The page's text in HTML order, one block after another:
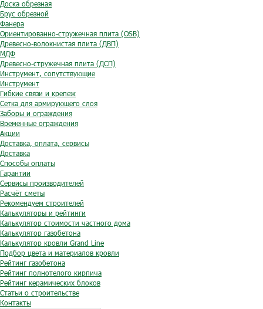
Доска обрезная
Брус обрезной
Фанера
Ориентированно-стружечная плита (OSB)
Древесно-волокнистая плита (ДВП)
МДФ
Древесно-стружечная плита (ДСП)
Инструмент, сопутствующие
Инструмент
Гибкие связи и крепеж
Сетка для армирующего слоя
Заборы и ограждения
Временные ограждения
Акции
Доставка, оплата, сервисы
Доставка
Способы оплаты
Гарантии
Сервисы производителей
Расчёт сметы
Рекомендуем строителей
Калькуляторы и рейтинги
Калькулятор стоимости частного дома
Калькулятор газобетона
Калькулятор кровли Grand Line
Подбор цвета и материалов кровли
Рейтинг газобетона
Рейтинг полнотелого кирпича
Рейтинг керамических блоков
Статьи о строительстве
Контакты